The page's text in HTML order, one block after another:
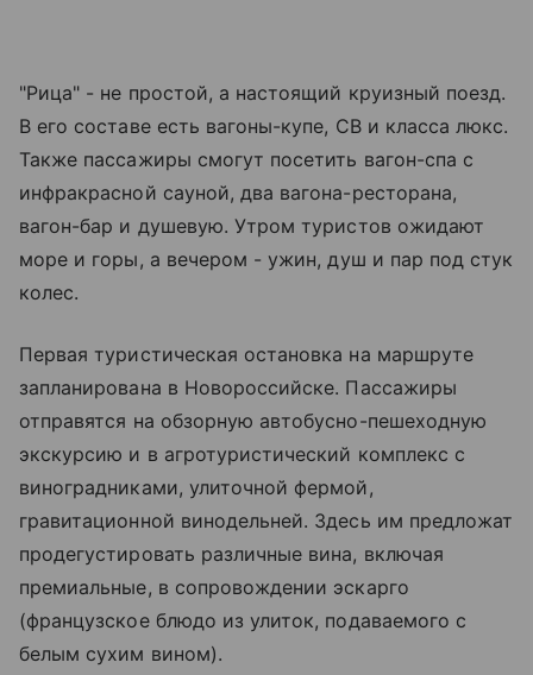
"Рица" - не простой, а настоящий круизный поезд.
В его составе есть вагоны-купе, СВ и класса люкс.
Также пассажиры смогут посетить вагон-спа с
инфракрасной сауной, два вагона-ресторана,
вагон-бар и душевую. Утром туристов ожидают
море и горы, а вечером - ужин, душ и пар под стук
колес.
Первая туристическая остановка на маршруте
запланирована в Новороссийске. Пассажиры
отправятся на обзорную автобусно-пешеходную
экскурсию и в агротуристический комплекс с
виноградниками, улиточной фермой,
гравитационной винодельней. Здесь им предложат
продегустировать различные вина, включая
премиальные, в сопровождении эскарго
(французское блюдо из улиток, подаваемого с
белым сухим вином).